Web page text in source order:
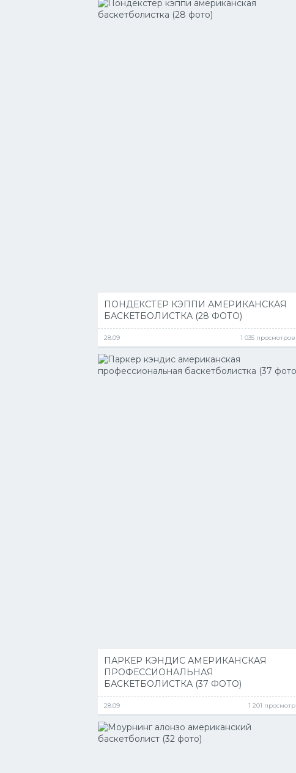
ПОНДЕКСТЕР КЭППИ АМЕРИКАНСКАЯ
БАСКЕТБОЛИСТКА (28 ФОТО)
28.09 1 035 просмотров
ПАРКЕР КЭНДИС АМЕРИКАНСКАЯ
ПРОФЕССИОНАЛЬНАЯ
БАСКЕТБОЛИСТКА (37 ФОТО)
28.09 1 201 просмотр